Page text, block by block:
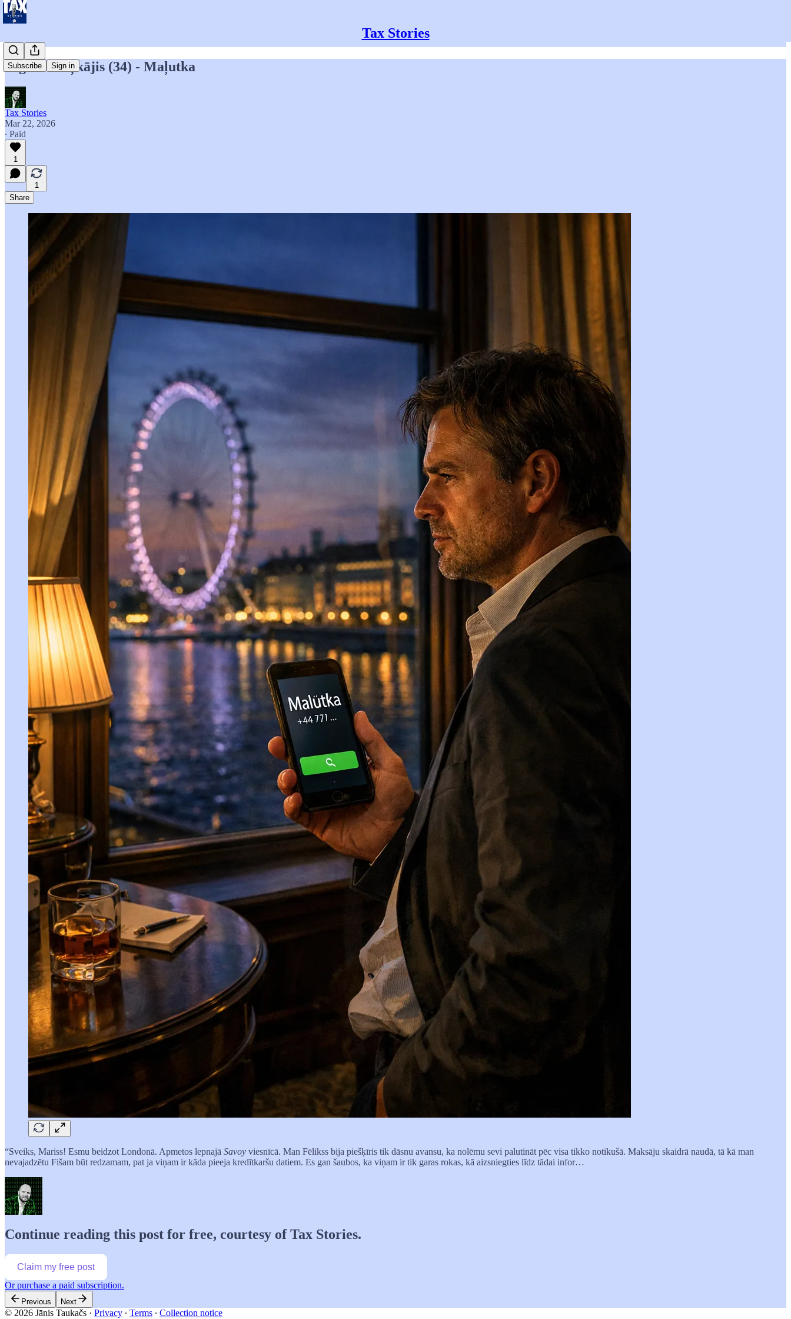
Tax Stories
Subscribe Sign in
Rīgas Astoņkājis (34) - Maļutka
Tax Stories
Mar 22, 2026
∙ Paid
1
1
Share
“Sveiks, Mariss! Esmu beidzot Londonā. Apmetos lepnajā Savoy viesnīcā. Man Fēlikss bija piešķīris tik dāsnu avansu, ka nolēmu sevi palutināt pēc visa tikko notikušā. Maksāju skaidrā naudā, tā kā man
nevajadzētu Fišam būt redzamam, pat ja viņam ir kāda pieeja kredītkaršu datiem. Es gan šaubos, ka viņam ir tik garas rokas, kā aizsniegties līdz tādai infor…
Continue reading this post for free, courtesy of Tax Stories.
Claim my free post
Or purchase a paid subscription.
Previous Next
© 2026 Jānis Taukačs · Privacy ∙ Terms ∙ Collection notice